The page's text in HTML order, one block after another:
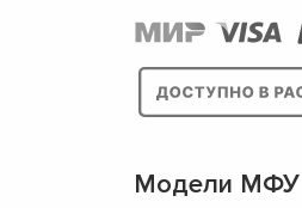
Модели МФУ